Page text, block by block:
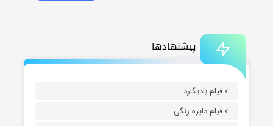
پیشنهادها
فیلم بادیگارد
فیلم دایره زنگی